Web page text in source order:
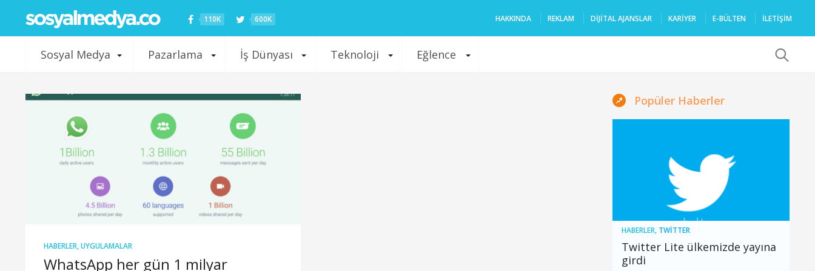
110K 600K HAKKINDA REKLAM DIJITAL AJANSLAR KARIYER E-BÜLTEN İLETİŞİM
Sosyal Medya Pazarlama İş Dünyası Teknoloji Eğlence
HABERLER,UYGULAMALAR
WhatsApp her gün 1 milyar
Popüler Haberler
HABERLER, TWITTER
Twitter Lite ülkemizde yayına
girdi